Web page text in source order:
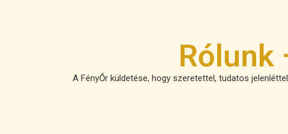
Rólunk
A FényŐr küldetése, hogy szeretettel, tudatos